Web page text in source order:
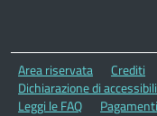
Area riservata Crediti
Dichiarazione di
Leggi le FAQ
Pagamenti